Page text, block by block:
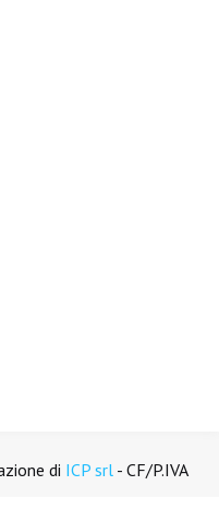
di ICP srl- CF/P.IVA